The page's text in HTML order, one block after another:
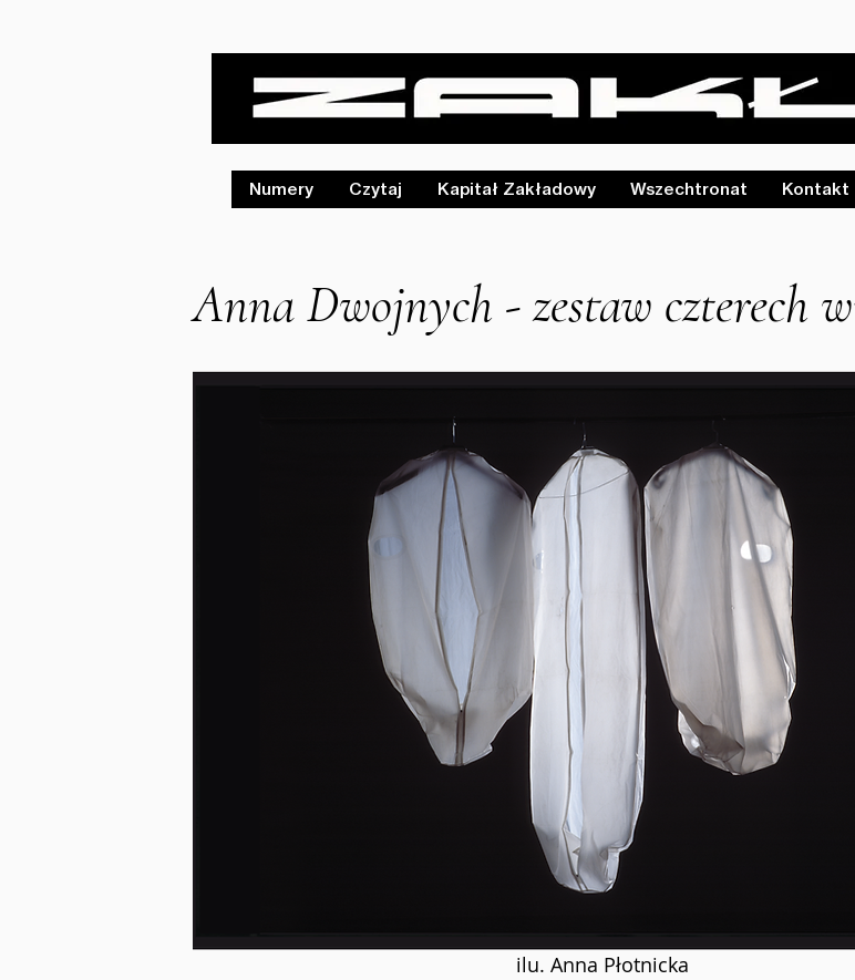
Numery Czytaj Kapitał Zakładowy Wszechtronat Kontakt
Anna Dwojnych - zestaw czterech
ilu. Anna Płotnicka